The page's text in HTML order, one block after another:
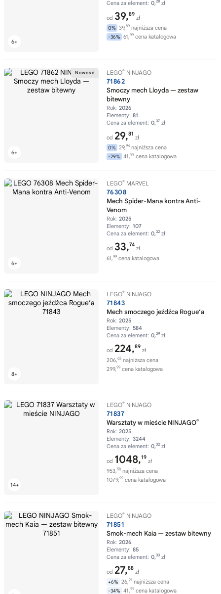
Cena za element: 0,28 zł
od 39,89
zł
0% 39,89 najniższa cena
-36% 61,99 cena katalogowa
LEGO® NINJAGO
71862
Smoczy mech Lloyda — zestaw
bitewny
Rok: 2026
Elementy: 81
Cena za element: 0,37 zł
od 29,81
zł
0% 29,94 najniższa cena
-29% 41,99 cena katalogowa
LEGO® MARVEL
76308
Mech Spider-Mana kontra Anti-
Venom
Rok: 2025
Elementy: 107
Cena za element: 0,32 zł
od 33,74
zł
61,99 cena katalogowa
LEGO® NINJAGO
71843
Mech smoczego jeźdźca Rogue’a
Rok: 2025
Elementy: 584
Cena za element: 0,39 zł
od 224,89
zł
206,62 najniższa cena
299,99 cena katalogowa
LEGO® NINJAGO
71837
Warsztaty w mieście NINJAGO®
Rok: 2025
Elementy: 3244
Cena za element: 0,32 zł
od 1048,19
zł
953,58 najniższa cena
1079,99 cena katalogowa
LEGO® NINJAGO
71851
Smok-mech Kaia — zestaw bitewny
Rok: 2026
Elementy: 85
Cena za element: 0,33 zł
od 27,88
zł
+6% 26,21 najniższa cena
-34% 41,99 cena katalogowa